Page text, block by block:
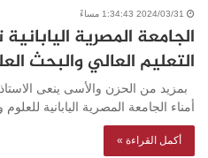
2024/03/31 1:34:43 مساءً
الجامعة المصرية
التعليم العالي والبحث
بمزيد من الحزن والأسى ينعى
أمناء الجامعة المصرية اليابانية للعلوم
أكمل القراءة »